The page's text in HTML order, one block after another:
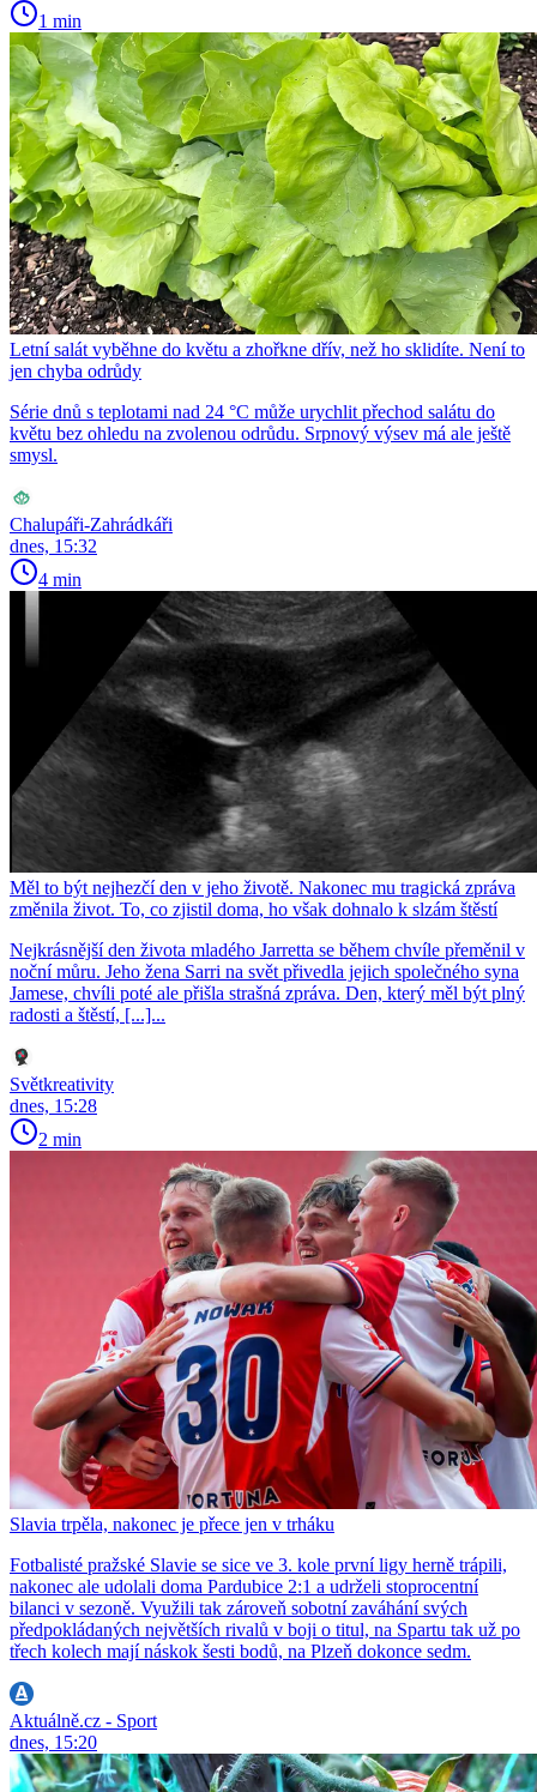
1 min
Letní salát vyběhne do květu a zhořkne dřív, než ho sklidíte. Není to
jen chyba odrůdy
Série dnů s teplotami nad 24 °C může urychlit přechod salátu do
květu bez ohledu na zvolenou odrůdu. Srpnový výsev má ale ještě
smysl.
Chalupáři-Zahrádkáři
dnes, 15:32
4 min
Měl to být nejhezčí den v jeho životě. Nakonec mu tragická zpráva
změnila život. To, co zjistil doma, ho však dohnalo k slzám štěstí
Nejkrásnější den života mladého Jarretta se během chvíle přeměnil v
noční můru. Jeho žena Sarri na svět přivedla jejich společného syna
Jamese, chvíli poté ale přišla strašná zpráva. Den, který měl být plný
radosti a štěstí, [...]...
Světkreativity
dnes, 15:28
2 min
Slavia trpěla, nakonec je přece jen v trháku
Fotbalisté pražské Slavie se sice ve 3. kole první ligy herně trápili,
nakonec ale udolali doma Pardubice 2:1 a udrželi stoprocentní
bilanci v sezoně. Využili tak zároveň sobotní zaváhání svých
předpokládaných největších rivalů v boji o titul, na Spartu tak už po
třech kolech mají náskok šesti bodů, na Plzeň dokonce sedm.
Aktuálně.cz - Sport
dnes, 15:20